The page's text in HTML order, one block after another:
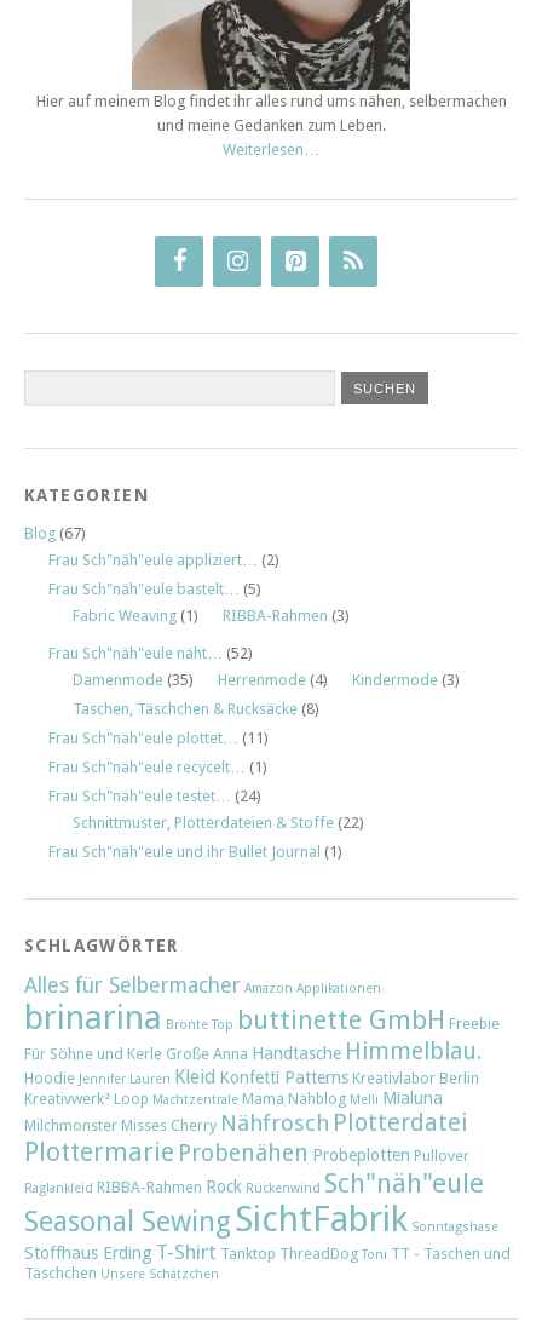
Hier auf meinem Blog findet ihr alles rund ums nähen, selbermachen
und meine Gedanken zum Leben.
Weiterlesen…
KATEGORIEN
Blog (67)
Frau Sch"näh"eule appliziert…
(2)
Frau Sch"näh"eule bastelt…
(5)
Fabric Weaving (1) RIBBA-Rahmen (3)
Frau Sch"näh"eule näht…
(52)
Damenmode (35) Herrenmode (4) Kindermode (3)
Taschen, Täschchen & Rucksäcke (8)
Frau Sch"näh"eule plottet…
(11)
Frau Sch"näh"eule recycelt…
(1)
Frau Sch"näh"eule testet…
(24)
Schnittmuster, Plotterdateien & Stoffe (22)
Frau Sch"näh"eule und ihr Bullet Journal (1)
SCHLAGWÖRTER
Alles für Selbermacher Amazon Applikationen
brinarina Bronte Top buttinette GmbH Freebie
Für Söhne und Kerle Große Anna Handtasche Himmelblau.
Hoodie Jennifer Lauren Kleid Konfetti Patterns Kreativlabor Berlin
Kreativwerk² Loop Machtzentrale Mama Nähblog Melli Mialuna
Milchmonster Misses Cherry Nähfrosch Plotterdatei
Plottermarie Probenähen Probeplotten Pullover
Raglankleid RIBBA-Rahmen Rock Rückenwind Sch"näh"eule
Seasonal SewingSichtFabrik Sonntagshase
Stoffhaus Erding T-Shirt Tanktop ThreadDog Toni TT - Taschen und
Täschchen Unsere Schätzchen